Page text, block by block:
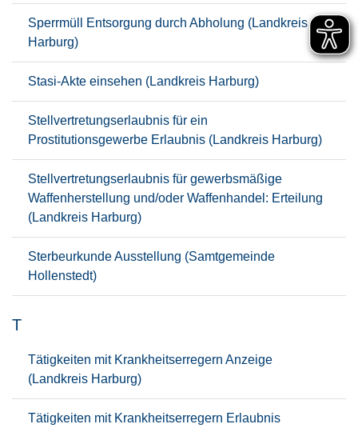
Sperrmüll Entsorgung durch Abholung (Landkreis
Harburg)
Stasi-Akte einsehen (Landkreis Harburg)
Stellvertretungserlaubnis für ein
Prostitutionsgewerbe Erlaubnis (Landkreis Harburg)
Stellvertretungserlaubnis für gewerbsmäßige
Waffenherstellung und/oder Waffenhandel: Erteilung
(Landkreis Harburg)
Sterbeurkunde Ausstellung (Samtgemeinde
Hollenstedt)
T
Tätigkeiten mit Krankheitserregern Anzeige
(Landkreis Harburg)
Tätigkeiten mit Krankheitserregern Erlaubnis